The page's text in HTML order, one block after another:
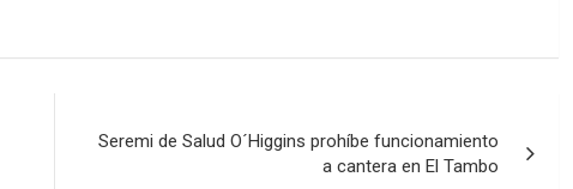
Seremi de Salud O´Higgins prohíbe funcionamiento
a cantera en El Tambo